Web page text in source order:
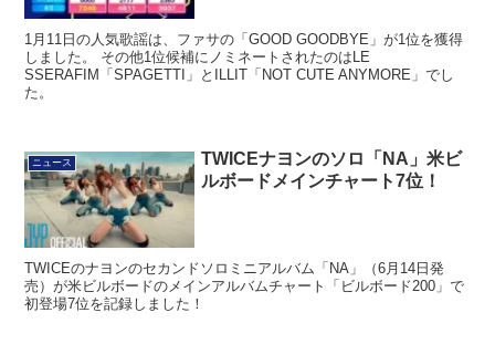
1月11日の人気歌謡は、ファサの「GOOD GOODBYE」が1位を獲得
しました。 その他1位候補にノミネートされたのはLE
SSERAFIM「SPAGETTI」とILLIT「NOT CUTE ANYMORE」でし
た。
ニュース
TWICEナヨンのソロ「NA」米ビ
ルボードメインチャート7位！
TWICEのナヨンのセカンドソロミニアルバム「NA」（6月14日発
売）が米ビルボードのメインアルバムチャート「ビルボード200」で
初登場7位を記録しました！